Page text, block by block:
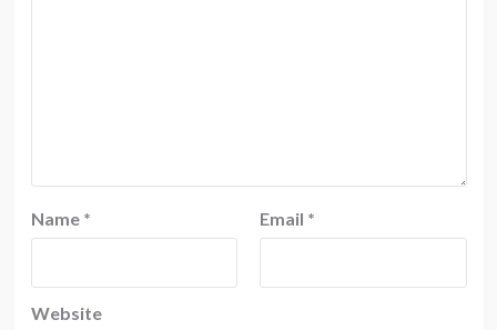
Name * Email *
Website